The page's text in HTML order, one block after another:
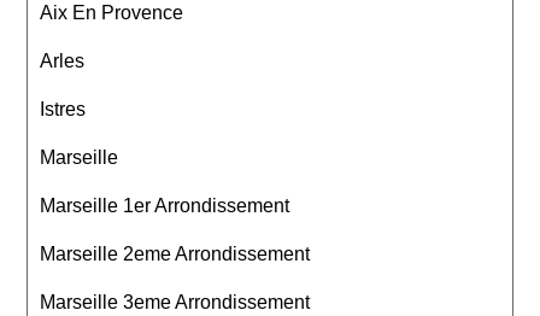
Aix En Provence
Arles
Istres
Marseille
Marseille 1er Arrondissement
Marseille 2eme Arrondissement
Marseille 3eme Arrondissement